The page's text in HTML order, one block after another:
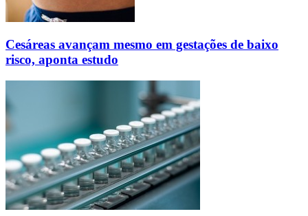
Cesáreas avançam mesmo em gestações de baixo
risco, aponta estudo